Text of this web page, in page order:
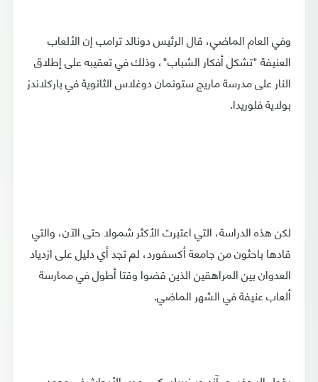
وفي العام الماضي، قال الرئيس دونالد ترامب إن الألعاب
العنيفة "تشكل أفكار الشباب"، وذلك في تعقيبه على إطلاق
النار على مدرسة ماريج ستونمان دوغلاس الثانوية في باركلاندز
بولاية فلوريدا.
لكن هذه الدراسة، التي اعتبرت الأكثر شمولا حتى الآن، والتي
قادها باحثون من جامعة أكسفورد، لم تجد أي دليل على ازدياد
العدوان بين المراهقين الذين قضوا وقتا أطول في ممارسة
ألعاب عنيفة في الشهر الماضي.